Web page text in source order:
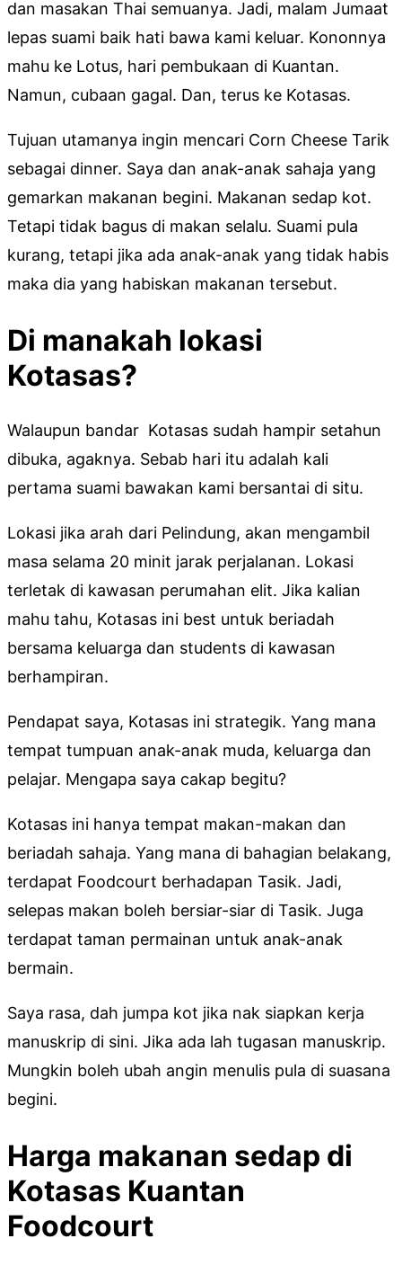
dan masakan Thai semuanya. Jadi, malam Jumaat
lepas suami baik hati bawa kami keluar. Kononnya
mahu ke Lotus, hari pembukaan di Kuantan.
Namun, cubaan gagal. Dan, terus ke Kotasas.
Tujuan utamanya ingin mencari Corn Cheese Tarik
sebagai dinner. Saya dan anak-anak sahaja yang
gemarkan makanan begini. Makanan sedap kot.
Tetapi tidak bagus di makan selalu. Suami pula
kurang, tetapi jika ada anak-anak yang tidak habis
maka dia yang habiskan makanan tersebut.
Di manakah lokasi
Kotasas?
Walaupun bandar Kotasas sudah hampir setahun
dibuka, agaknya. Sebab hari itu adalah kali
pertama suami bawakan kami bersantai di situ.
Lokasi jika arah dari Pelindung, akan mengambil
masa selama 20 minit jarak perjalanan. Lokasi
terletak di kawasan perumahan elit. Jika kalian
mahu tahu, Kotasas ini best untuk beriadah
bersama keluarga dan students di kawasan
berhampiran.
Pendapat saya, Kotasas ini strategik. Yang mana
tempat tumpuan anak-anak muda, keluarga dan
pelajar. Mengapa saya cakap begitu?
Kotasas ini hanya tempat makan-makan dan
beriadah sahaja. Yang mana di bahagian belakang,
terdapat Foodcourt berhadapan Tasik. Jadi,
selepas makan boleh bersiar-siar di Tasik. Juga
terdapat taman permainan untuk anak-anak
bermain.
Saya rasa, dah jumpa kot jika nak siapkan kerja
manuskrip di sini. Jika ada lah tugasan manuskrip.
Mungkin boleh ubah angin menulis pula di suasana
begini.
Harga makanan sedap di
Kotasas Kuantan
Foodcourt